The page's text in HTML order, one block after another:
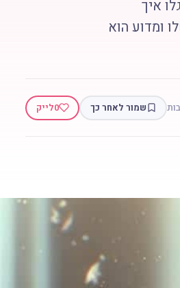
איך
ומדוע הוא
שמור לאחר כך 0לייק